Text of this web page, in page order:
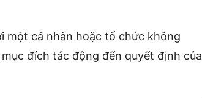
cá nhân hoặc tổ chức không
đích tác động đến quyết định của